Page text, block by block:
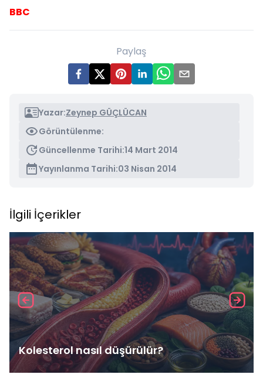
BBC
Paylaş
Yazar:Zeynep GÜÇLÜCAN
Görüntülenme:
Güncellenme Tarihi:14 Mart 2014
Yayınlanma Tarihi:03 Nisan 2014
İlgili İçerikler
Kolesterol nasıl düşürülür?